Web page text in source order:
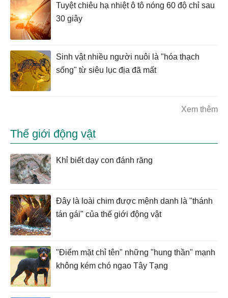
Tuyệt chiêu hạ nhiệt ô tô nóng 60 độ chỉ sau
30 giây
Sinh vật nhiều người nuôi là "hóa thạch
sống" từ siêu lục địa đã mất
Xem thêm
Thế giới động vật
Khỉ biết dạy con đánh răng
Đây là loài chim được mệnh danh là "thánh
tán gái" của thế giới động vật
"Điểm mặt chỉ tên" những "hung thần" mạnh
không kém chó ngao Tây Tạng